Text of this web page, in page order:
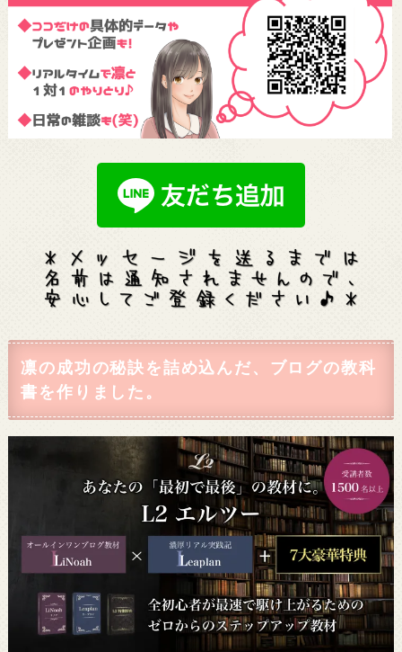
凛の成功の秘訣を詰め込んだ、ブログの教科
書を作りました。